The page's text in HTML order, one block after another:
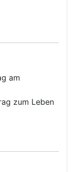
am
zum Leben